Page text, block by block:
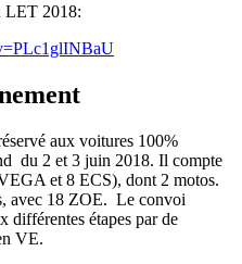
2018:
aux voitures 100%
du 2 et 3 juin 2018. Il compte
et 8 ECS), dont 2 motos.
avec 18 ZOE. Le convoi
différentes étapes par de
VE.